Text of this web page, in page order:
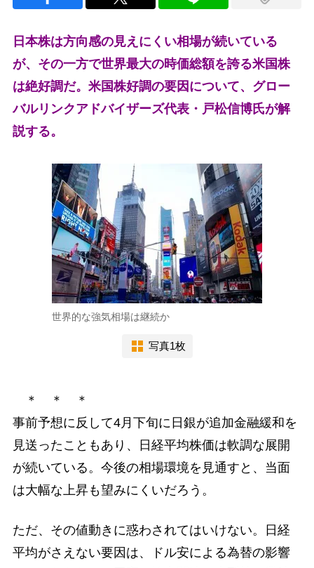
日本株は方向感の見えにくい相場が続いている
が、その一方で世界最大の時価総額を誇る米国株
は絶好調だ。米国株好調の要因について、グロー
バルリンクアドバイザーズ代表・戸松信博氏が解
説する。
世界的な強気相場は継続か
写真1枚
＊ ＊ ＊
事前予想に反して4月下旬に日銀が追加金融緩和を
見送ったこともあり、日経平均株価は軟調な展開
が続いている。今後の相場環境を見通すと、当面
は大幅な上昇も望みにくいだろう。
ただ、その値動きに惑わされてはいけない。日経
平均がさえない要因は、ドル安による為替の影響